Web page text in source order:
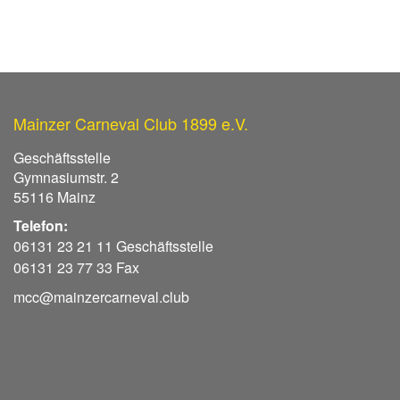
Mainzer Carneval Club 1899 e.V.
Geschäftsstelle
Gymnasiumstr. 2
55116 Mainz
Telefon:
06131 23 21 11 Geschäftsstelle
06131 23 77 33 Fax
mcc@mainzercarneval.club